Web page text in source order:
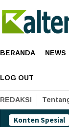
BERANDA NEWS
LOG OUT
REDAKSI
Konten Spesial